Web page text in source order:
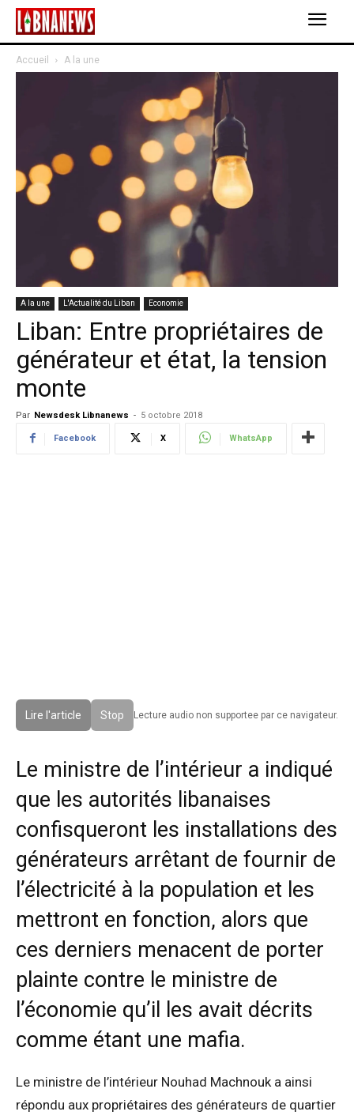
Accueil A la une
A la une L'Actualité du Liban Economie
Liban: Entre propriétaires de
générateur et état, la tension
monte
Par Newsdesk Libnanews - 5 octobre 2018
Facebook X WhatsApp
Lire l'article Stop Lecture audio non supportee par ce navigateur.
Le ministre de l’intérieur a indiqué
que les autorités libanaises
confisqueront les installations des
générateurs arrêtant de fournir de
l’électricité à la population et les
mettront en fonction, alors que
ces derniers menacent de porter
plainte contre le ministre de
l’économie qu’il les avait décrits
comme étant une mafia.
Le ministre de l’intérieur Nouhad Machnouk a ainsi
répondu aux propriétaires des générateurs de quartier